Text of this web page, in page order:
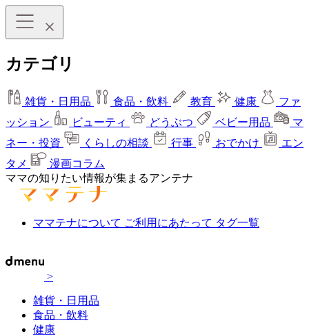
カテゴリ
雑貨・日用品 食品・飲料 教育 健康
ファ
ッション
ビューティ どうぶつ ベビー用品
マ
ネー・投資
くらしの相談 行事 おでかけ
エン
タメ
漫画コラム
ママの知りたい情報が集まるアンテナ
ママテナについて ご利用にあたって タグ一覧
>
雑貨・日用品
食品・飲料
健康